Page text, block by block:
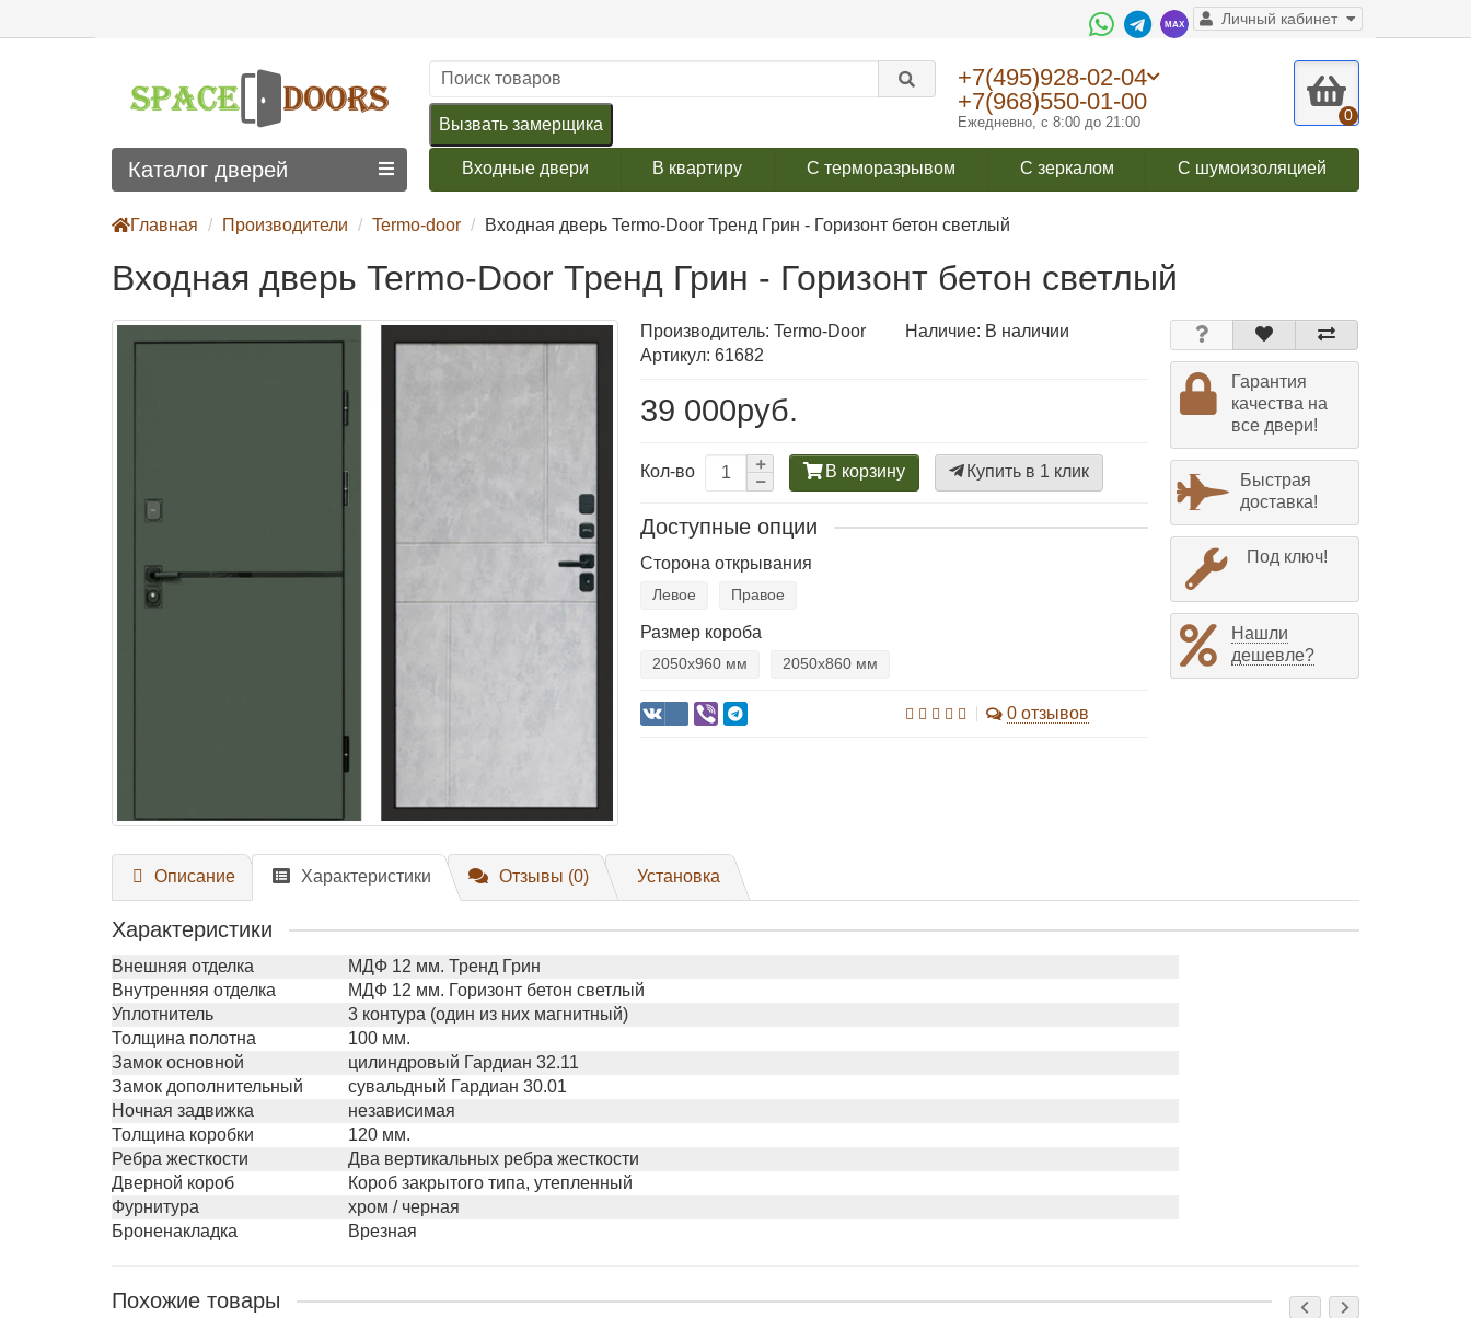
Личный кабинет
+7(495)928-02-04
+7(968)550-01-00
Ежедневно, с 8:00 до 21:00 0
Вызвать замерщика
Входные двери В квартиру С терморазрывом С зеркалом С шумоизоляцией
Каталог дверей
Главная Производители Termo-door Входная дверь Termo-Door Тренд Грин - Горизонт бетон светлый
Входная дверь Termo-Door Тренд Грин - Горизонт бетон светлый
Производитель:Termo-Door
Наличие: В наличии
Артикул: 61682
39 000руб.
Кол-во В корзину Купить в 1 клик
Доступные опции
Сторона открывания
Левое Правое
Размер короба
2050х960 мм 2050х860 мм
0 отзывов
Гарантия
качества на
все двери!
Быстрая
доставка!
Под ключ!
Нашли
дешевле?
Описание Характеристики Отзывы (0) Установка
Характеристики
Внешняя отделка
МДФ 12 мм. Тренд Грин
Внутренняя отделка
МДФ 12 мм. Горизонт бетон светлый
Уплотнитель
3 контура (один из них магнитный)
Толщина полотна
100 мм.
Замок основной
цилиндровый Гардиан 32.11
Замок дополнительный
сувальдный Гардиан 30.01
Ночная задвижка
независимая
Толщина коробки
120 мм.
Ребра жесткости
Два вертикальных ребра жесткости
Дверной короб
Короб закрытого типа, утепленный
Фурнитура
хром / черная
Броненакладка
Врезная
Похожие товары